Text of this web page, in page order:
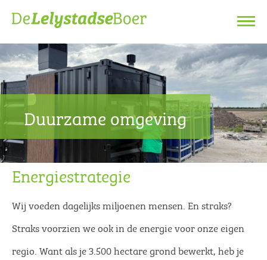
Energiestrategie
Wij voeden dagelijks miljoenen mensen. En straks?
Straks voorzien we ook in de energie voor onze eigen
regio. Want als je 3.500 hectare grond bewerkt, heb je
Duurzame omgeving